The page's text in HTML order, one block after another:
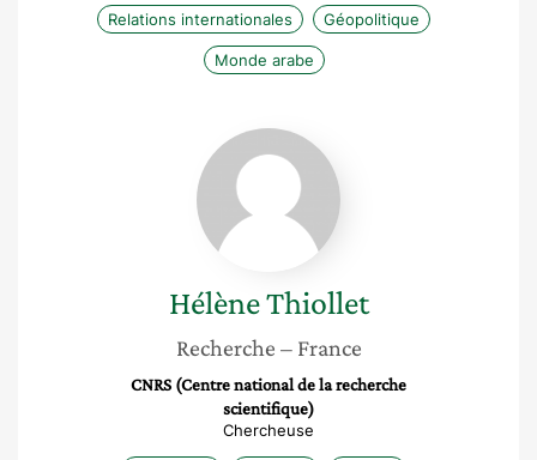
Relations internationales Géopolitique
Monde arabe
Hélène
Thiollet
HélèneThiollet
Recherche – France
CNRS (Centre national de la recherche
scientifique)
Chercheuse